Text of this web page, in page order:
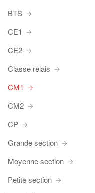
BTS
CE1
CE2
Classe relais
CM1
CM2
CP
Grande section
Moyenne section
Petite section